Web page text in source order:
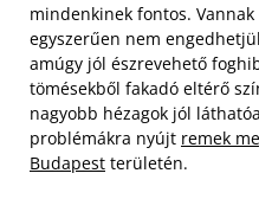
mindenkinek fontos.
egyszerűen nem
amúgy jól észrevehető
tömésekből fakadó eltérő
nagyobb hézagok jól
problémákra nyújt remek
Budapest területén.